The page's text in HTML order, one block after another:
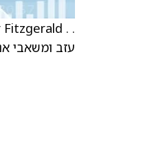
עזב ומשאבי